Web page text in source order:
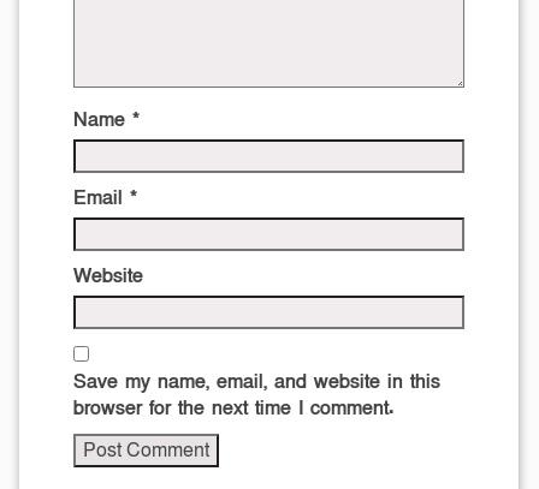
Name *
Email *
Website
Save my name, email, and website in this
browser for the next time I comment.